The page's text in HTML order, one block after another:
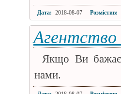
Дата: 2018-08-07 Розмістив:
Якщо Ви
нами.